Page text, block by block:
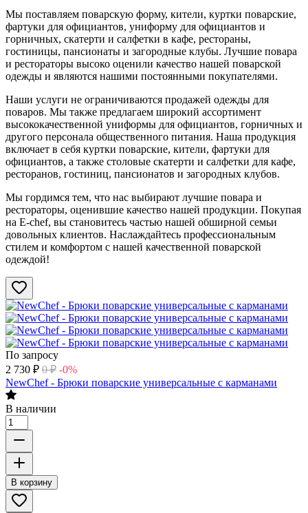
Мы поставляем поварскую форму, кители, куртки поварские,
фартуки для официантов, униформу для официантов и
горничных, скатерти и салфетки в кафе, рестораны,
гостиницы, пансионаты и загородные клубы. Лучшие повара
и рестораторы высоко оценили качество нашей поварской
одежды и являются нашими постоянными покупателями.
Наши услуги не ограничиваются продажей одежды для
поваров. Мы также предлагаем широкий ассортимент
высококачественной униформы для официантов, горничных и
другого персонала общественного питания. Наша продукция
включает в себя куртки поварские, кители, фартуки для
официантов, а также столовые скатерти и салфетки для кафе,
ресторанов, гостиниц, пансионатов и загородных клубов.
Мы гордимся тем, что нас выбирают лучшие повара и
рестораторы, оценившие качество нашей продукции. Покупая
на E-chef, вы становитесь частью нашей обширной семьи
довольных клиентов. Наслаждайтесь профессиональным
стилем и комфортом с нашей качественной поварской
одеждой!
По запросу
2 730 ₽ 0 ₽ -0%
NewChef - Брюки поварские универсальные с карманами
В наличии
В корзину